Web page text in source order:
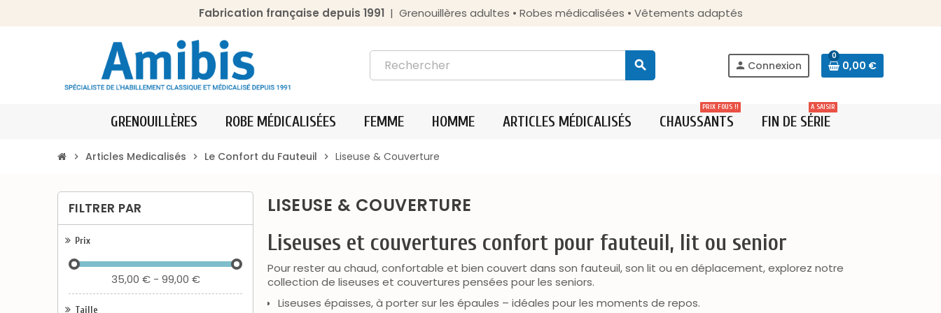
Fabrication française depuis 1991 | Grenouillères adultes • Robes médicalisées • Vêtements adaptés
search person Connexion
0
0,00 €
GRENOUILLÈRES ROBE MÉDICALISÉES FEMME HOMME ARTICLES MÉDICALISÉS CHAUSSANTS
PRIX FOUS !!
FIN DE SÉRIE
A SAISIR
chevron_right Articles Medicalisés chevron_right Le Confort du Fauteuil chevron_right Liseuse & Couverture
FILTRER PAR
Prix
35,00 € - 99,00 €
Taille
LISEUSE & COUVERTURE
Liseuses et couvertures confort pour fauteuil, lit ou senior
Pour rester au chaud, confortable et bien couvert dans son fauteuil, son lit ou en déplacement, explorez notre
collection de liseuses et couvertures pensées pour les seniors.
Liseuses épaisses, à porter sur les épaules – idéales pour les moments de repos.